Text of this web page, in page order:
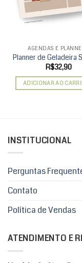
AGENDAS E
Planner de Geladeira
R$32,90
ADICIONAR AO
INSTITUCIONAL
Perguntas
Contato
Política de Vendas
ATENDIMENTO E